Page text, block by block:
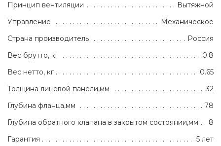
Принцип вентиляции
Вытяжной
Управление
Механическое
Страна производитель
Россия
Вес брутто, кг
0.8
Вес нетто, кг
0.65
Толщина лицевой панели,мм
32
Глубина фланца,мм
78
Глубина обратного клапана в закрытом состоянии,мм
8
Гарантия
5 лет